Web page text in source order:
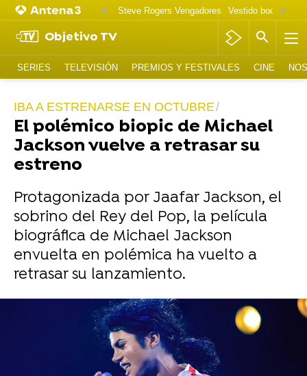
Steve Rogers Vengadores Vestido boda
Objetivo TV
SERIES TELEVISIÓN PREMIOS Y FESTIVALES CINE
IBA A ESTRENARSE EN OCTUBRE
El polémico biopic de Michael
Jackson vuelve a retrasar su
estreno
Protagonizada por Jaafar Jackson, el
sobrino del Rey del Pop, la película
biográfica de Michael Jackson
envuelta en polémica ha vuelto a
retrasar su lanzamiento.
Foto: Cordon Press
El biopic de Michael Jackson, obligado a
rodar un nuevo final por las acusaciones
de abuso sexual infantil